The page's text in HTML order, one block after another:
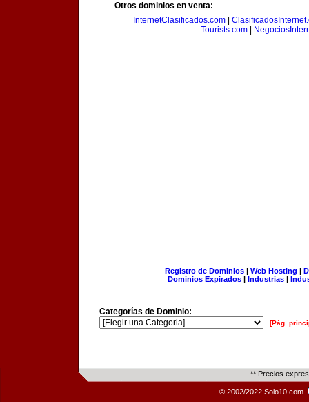
Otros dominios en venta:
InternetClasificados.com
Tourists.com
Registro de Dominios| Web Hosting |
Dominios Expirados | Industrias |
Categorías de Dominio:
[Pág.
** Precios
© 2002/2022 Solo10.com